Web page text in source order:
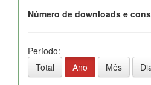
Número de downloads e
Período:
Total
Ano Mês